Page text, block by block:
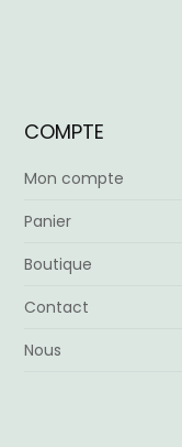
COMPTE
Mon compte
Panier
Boutique
Contact
Nous